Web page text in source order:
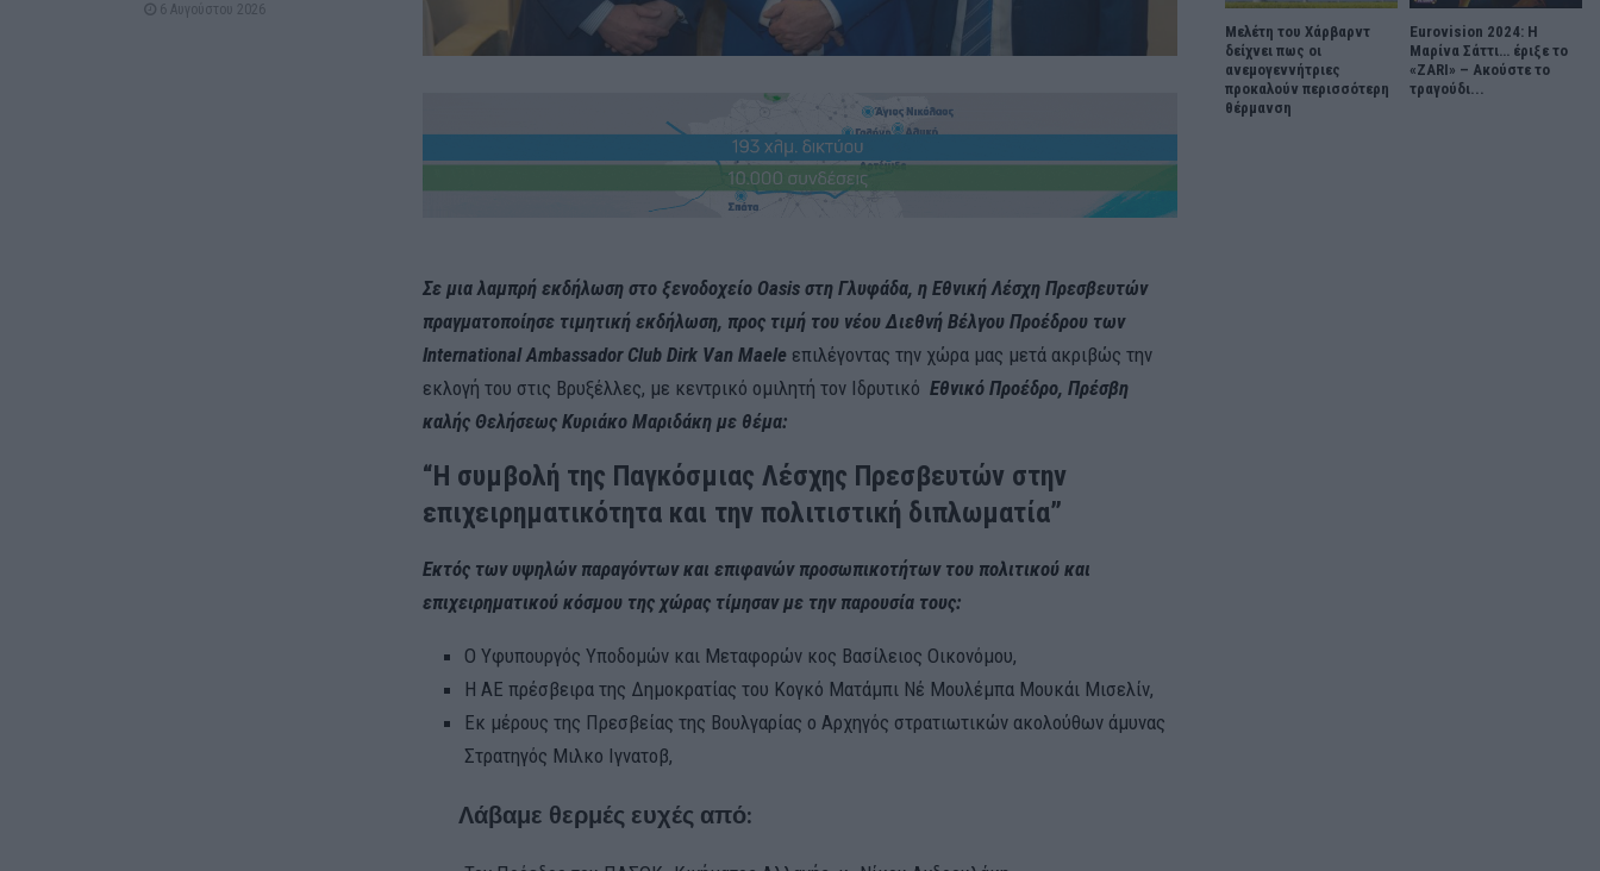
Σε μια λαμπρή εκδήλωση στο ξενοδοχείο Oasis στη Γλυφάδα, η Εθνική Λέσχη Πρεσβευτών
πραγματοποίησε τιμητική εκδήλωση, προς τιμή του νέου Διεθνή Βέλγου Προέδρου των
International Ambassador Club Dirk Van Maele επιλέγοντας την χώρα μας μετά ακριβώς την
εκλογή του στις Βρυξέλλες, με κεντρικό ομιλητή τον Ιδρυτικό Εθνικό Προέδρο, Πρέσβη
καλής Θελήσεως Κυριάκο Μαριδάκη με θέμα:
“Η συμβολή της Παγκόσμιας Λέσχης Πρεσβευτών στην
επιχειρηματικότητα και την πολιτιστική διπλωματία”
Εκτός των υψηλών παραγόντων και επιφανών προσωπικοτήτων του πολιτικού και
επιχειρηματικού κόσμου της χώρας τίμησαν με την παρουσία τους:
Ο Υφυπουργός Υποδομών και Μεταφορών κος Βασίλειος Οικονόμου,
Η ΑΕ πρέσβειρα της Δημοκρατίας του Κογκό Ματάμπι Νέ Μουλέμπα Μουκάι Μισελίν,
Εκ μέρους της Πρεσβείας της Βουλγαρίας ο Αρχηγός στρατιωτικών ακολούθων άμυνας
Στρατηγός Μιλκο Ιγνατοβ,
Λάβαμε θερμές ευχές από:
6 Αυγούστου 2026
Μελέτη του Χάρβαρντ
δείχνει πως οι
ανεμογεννήτριες
προκαλούν περισσότερη
θέρμανση
Eurovision 2024: Η
Μαρίνα Σάττι… έριξε το
«ZARI» – Ακούστε το
τραγούδι...